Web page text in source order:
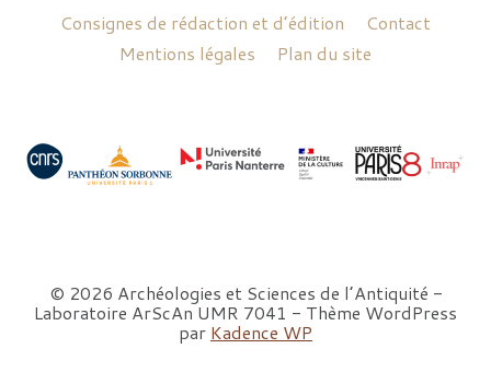
d
Consignes de rédaction et d’édition
Contact
Mentions légales
Plan du site
© 2026 Archéologies et Sciences de l’Antiquité -
Laboratoire ArScAn UMR 7041 - Thème WordPress
par Kadence WP